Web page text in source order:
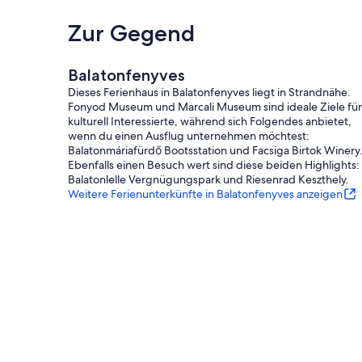
Zur Gegend
Balatonfenyves
Dieses Ferienhaus in Balatonfenyves liegt in Strandnähe.
Fonyod Museum und Marcali Museum sind ideale Ziele für
kulturell Interessierte, während sich Folgendes anbietet,
wenn du einen Ausflug unternehmen möchtest:
Balatonmáriafürdő Bootsstation und Facsiga Birtok Winery.
Ebenfalls einen Besuch wert sind diese beiden Highlights:
Balatonlelle Vergnügungspark und Riesenrad Keszthely.
Weitere Ferienunterkünfte in Balatonfenyves anzeigen